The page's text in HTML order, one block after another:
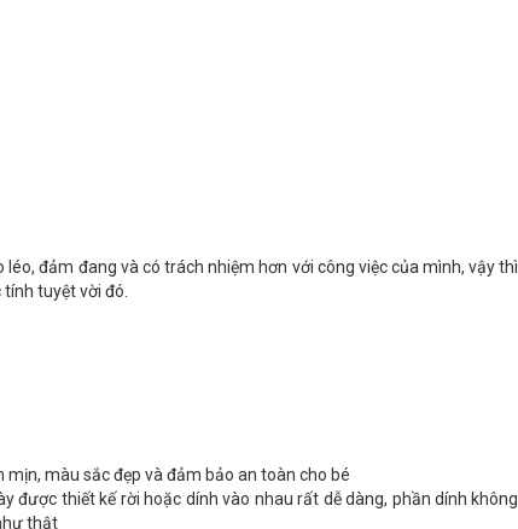
đảm đang và có trách nhiệm hơn với công việc của mình, vậy thì
tuyệt vời đó.
màu sắc đẹp và đảm bảo an toàn cho bé
được thiết kế rời hoặc dính vào nhau rất dễ dàng, phần dính không
thật